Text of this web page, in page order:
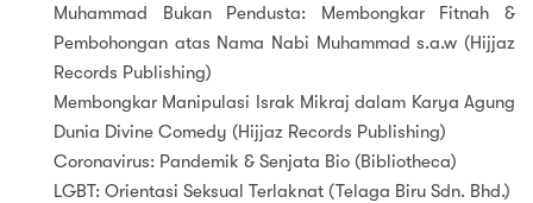
Muhammad Bukan Pendusta: Membongkar Fitnah &
Pembohongan atas Nama Nabi Muhammad s.a.w (Hijjaz
Records Publishing)
Membongkar Manipulasi Israk Mikraj dalam Karya Agung
Dunia Divine Comedy (Hijjaz Records Publishing)
Coronavirus: Pandemik & Senjata Bio (Bibliotheca)
LGBT: Orientasi Seksual Terlaknat (Telaga Biru Sdn. Bhd.)